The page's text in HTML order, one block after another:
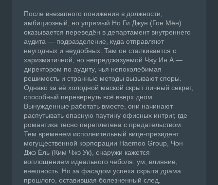
После внезапного понижения в должности,
амбициозный, но упрямый Но Ги Джун (Гон Мён)
оказывается переведён в департамент внутреннего
аудита — подразделение, куда отправляют
неугодных и неудобных. Там он сталкивается с
харизматичной, но непредсказуемой Чжу Ин А —
директором по аудиту, чья непоколебимая
решимость и странные методы вызывают споры.
Однако за её холодной маской скрыт личный секрет,
способный перевернуть всё вверх дном.
Вынужденные работать вместе, они начинают
распутывать опасную паутину офисных интриг, где
романтика тесно переплетена с предательством.
Тем временем исполнительный вице-президент
могущественной корпорации Haemoo Group, Чон
Джэ Ёль (Ким Чжэ Ук), снаружи кажется
воплощением идеального чеболя: ум, влияние,
внешность. Но за фасадом успеха скрыта драма
прошлого, оставившая болезненный след.